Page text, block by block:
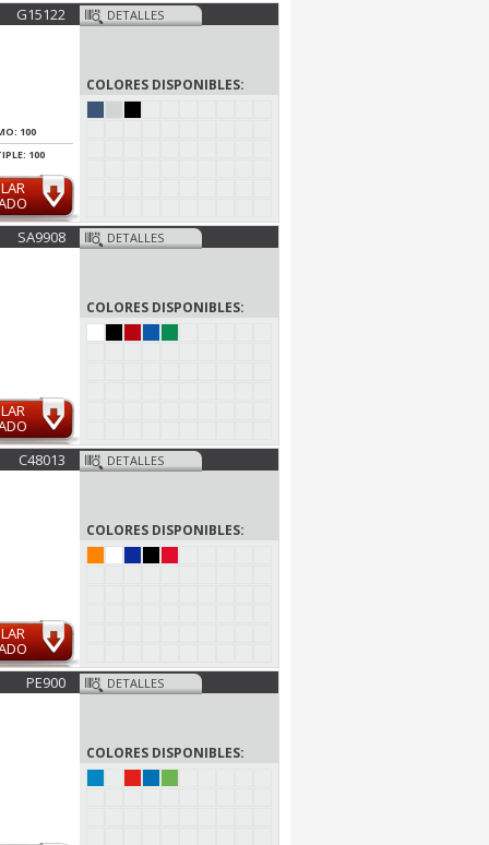
G15122
100
100
DETALLES
COLORES DISPONIBLES:
SA9908 DETALLES
COLORES DISPONIBLES:
C48013 DETALLES
COLORES DISPONIBLES:
PE900 DETALLES
COLORES DISPONIBLES: